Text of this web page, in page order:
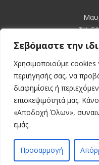
Σεβόμαστε την
Χρησιμοποιούμε cookies
περιήγησής σας, να
διαφημίσεις ή
επισκεψιμότητά μας.
«Αποδοχή Όλων»,
εμάς.
Προσαρμογή
ΤΚ.